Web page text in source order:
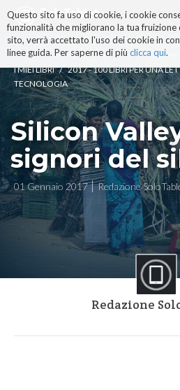
Questo sito fa uso di cookie, i cookie
funzionalità che migliorano la tua
sito, verrà accettato l'uso dei cookie in
linee guida. Per saperne di più clicca qui.
ai
contenuti.
|
alla
navigazione
I MIEI LIBRI / 2017 - 100 LIBRI PER UNA
TECNOLOGIA
Silicon
signori del
01 Gennaio 2017 Redazione
Redazione